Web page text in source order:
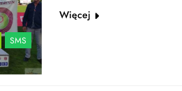
SMS
Więcej